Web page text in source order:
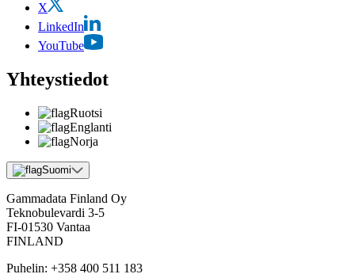
X
LinkedIn
YouTube
Yhteystiedot
Ruotsi
Englanti
Norja
Suomi
Gammadata Finland Oy
Teknobulevardi 3-5
FI-01530 Vantaa
FINLAND
Puhelin: +358 400 511 183